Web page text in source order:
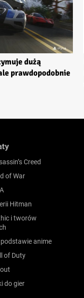
dużą
prawdopodobnie
Creed
of War
Hitman
i tworów
anime
of Duty
do gier